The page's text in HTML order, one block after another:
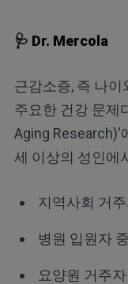
🩺 Dr. Mercola
근감소증, 즉 나
주요한 건강 문제
Aging Research)'
세 이상의 성인에
지역사회 거
병원 입원자
요양원 거주